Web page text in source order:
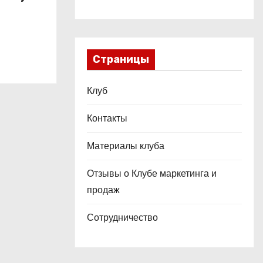
Страницы
Клуб
Контакты
Материалы клуба
Отзывы о Клубе маркетинга и
продаж
Сотрудничество